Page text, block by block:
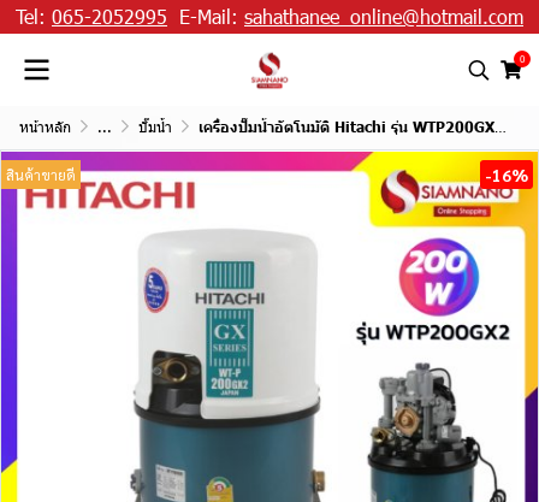
Tel: 065-2052995 E-Mail: sahathanee_online@hotmail.com
0
หน้าหลัก ... ปั๊มน้ำ เครื่องปั๊มน้ำอัตโนมัติ Hitachi รุ่น WTP200GX2 / WT-P200GX2
สินค้าขายดี -16%